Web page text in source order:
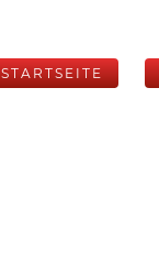
STARTSEITE